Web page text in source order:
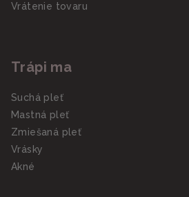
Vrátenie tovaru
Trápi ma
Suchá pleť
Mastná pleť
Zmiešaná pleť
Vrásky
Akné